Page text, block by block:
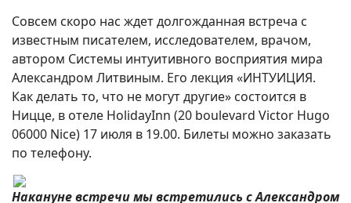
Совсем скоро нас ждет долгожданная встреча с
известным писателем, исследователем, врачом,
автором Системы интуитивного восприятия мира
Александром Литвиным. Его лекция «ИНТУИЦИЯ.
Как делать то, что не могут другие» состоится в
Ницце, в отеле HolidayInn (20 boulevard Victor Hugo
06000 Nice) 17 июля в 19.00. Билеты можно заказать
по телефону.
Накануне встречи мы встретились с Александром